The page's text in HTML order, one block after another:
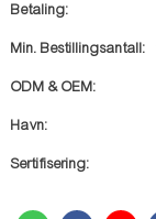
Betaling:
Min. Bestillingsantall:
ODM & OEM:
Havn:
Sertifisering: